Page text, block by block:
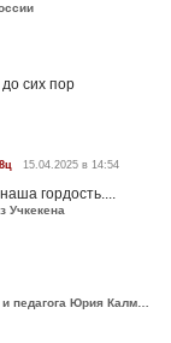
сих пор
15.04.2025 в 14:54
гордость....
Учкекена
В Черкесске чествовали выдающегося юриста, учёного и педагога Юрия Калмыкова